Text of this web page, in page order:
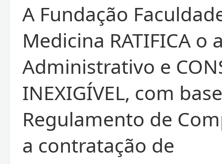
A Fundação
Medicina RATIFICA o
Administrativo e
INEXIGÍVEL, com
Regulamento de
a contratação de